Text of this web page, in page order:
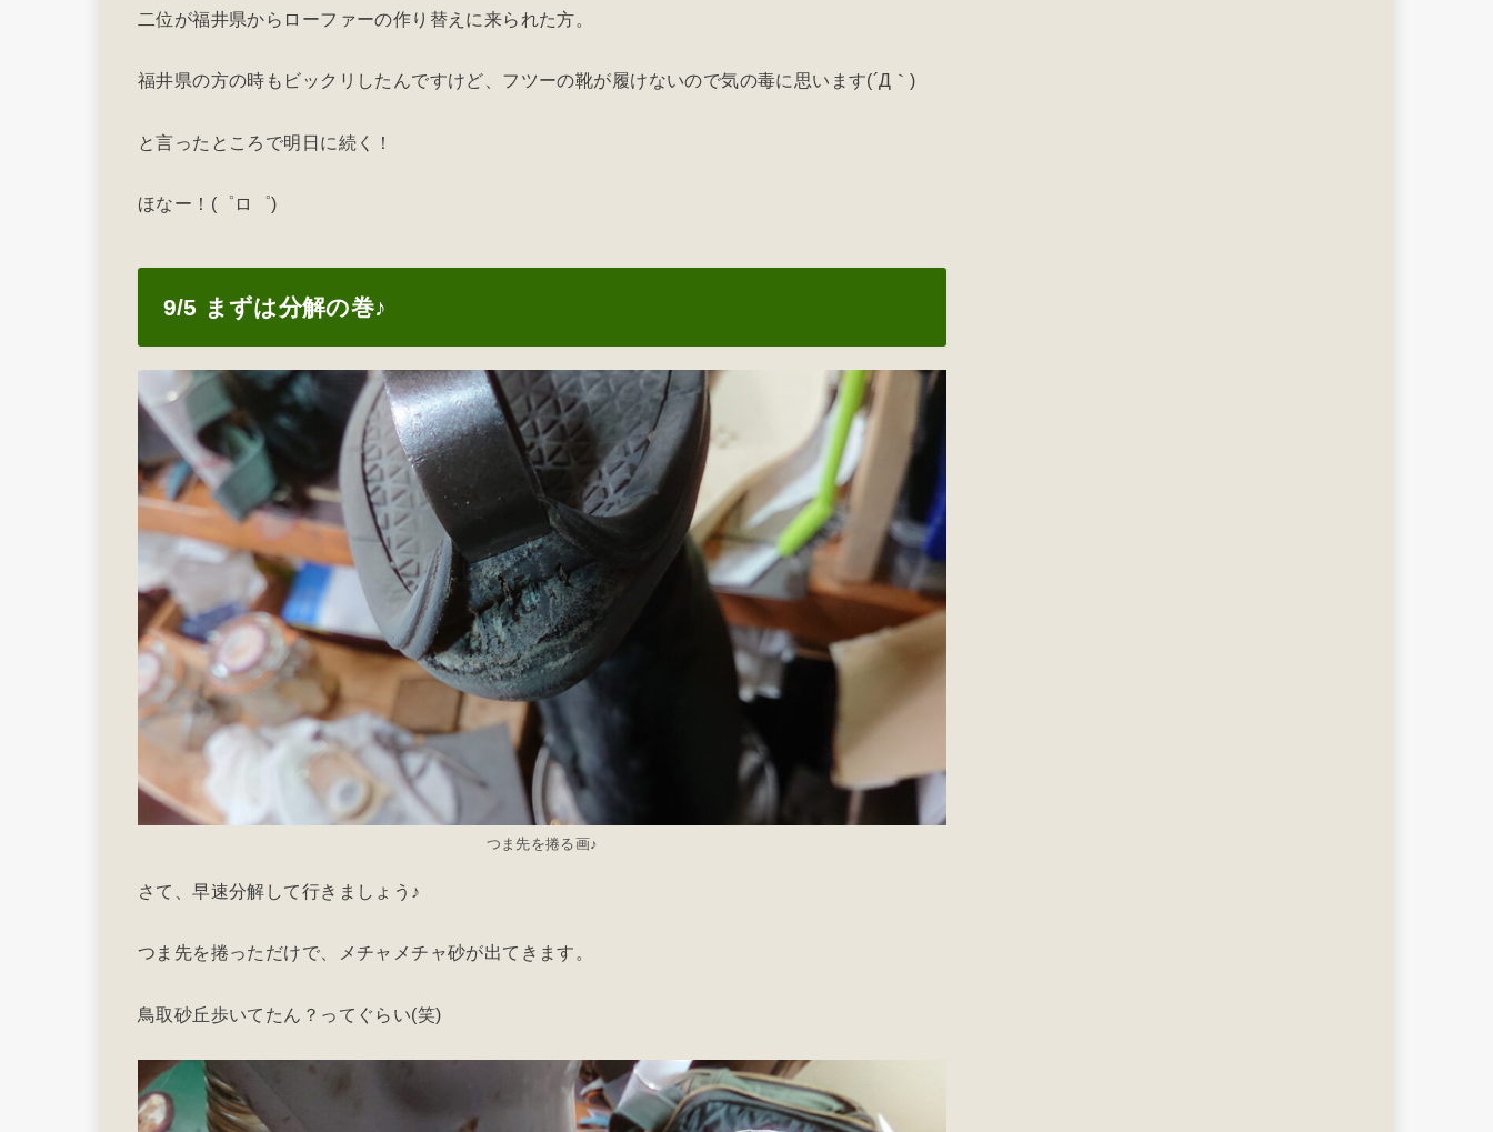
二位が福井県からローファーの作り替えに来られた方。
福井県の方の時もビックリしたんですけど、フツーの靴が履けないので気の毒に思います(´Д｀)
と言ったところで明日に続く！
ほなー！(゜ロ゜)
9/5 まずは分解の巻♪
つま先を捲る画♪
さて、早速分解して行きましょう♪
つま先を捲っただけで、メチャメチャ砂が出てきます。
鳥取砂丘歩いてたん？ってぐらい(笑)